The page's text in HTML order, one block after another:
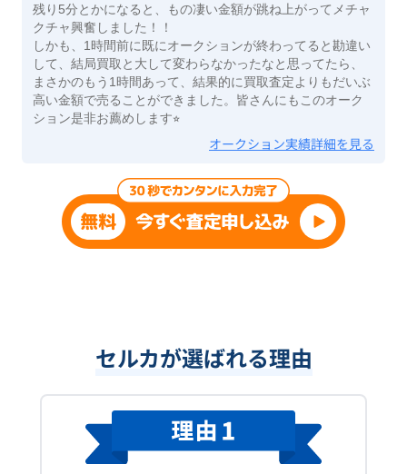
残り5分とかになると、もの凄い金額が跳ね上がってメチャ
クチャ興奮しました！！
しかも、1時間前に既にオークションが終わってると勘違い
して、結局買取と大して変わらなかったなと思ってたら、
まさかのもう1時間あって、結果的に買取査定よりもだいぶ
高い金額で売ることができました。皆さんにもこのオーク
ション是非お薦めします⭐︎
オークション実績詳細を見る
セルカが選ばれる理由